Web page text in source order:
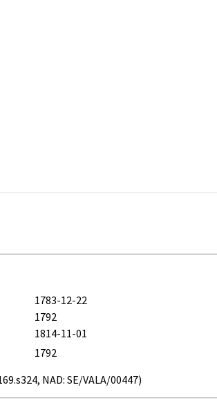
1783-12-22
1792
1814-11-01
1792
NAD: SE/VALA/00447)